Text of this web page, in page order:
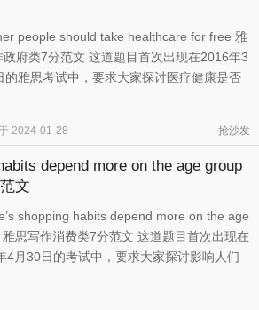
people should take healthcare for free 雅
政府类7分范文 这道题目首次出现在2016年3
的雅思考试中，要求大家探讨医疗健康是否
给政府财政带来沉重的压力，使其削减其他
出。 雅思写作大作 ...
2024-01-28 抢沙发
depend more on the age group
文
shopping habits depend more on the age
思写作消费类7分范文 这道题目首次出现在
4月30日的考试中，要求大家探讨影响人们